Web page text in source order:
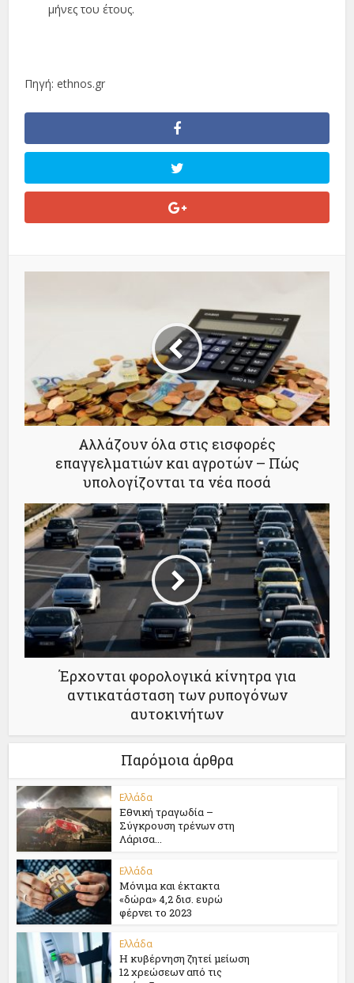
µήνες του έτους.
Πηγή: ethnos.gr
Αλλάζουν όλα στις εισφορές
επαγγελματιών και αγροτών – Πώς
υπολογίζονται τα νέα ποσά
Έρχονται φορολογικά κίνητρα για
αντικατάσταση των ρυπογόνων
αυτοκινήτων
Παρόμοια άρθρα
Ελλάδα
Εθνική τραγωδία –
Σύγκρουση τρένων στη
Λάρισα...
Ελλάδα
Μόνιμα και έκτακτα
«δώρα» 4,2 δισ. ευρώ
φέρνει το 2023
Ελλάδα
Η κυβέρνηση ζητεί μείωση
12 χρεώσεων από τις